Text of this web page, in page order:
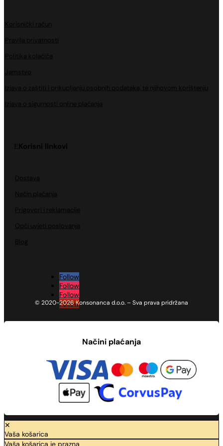
Korisnički račun
Pravila privatnosti
Politika kolačića
Jamstvo
Izjava o zaštiti i prikupljanju osobnih podataka, te njihovom korištenju
Izjava o sigurnosti online plaćanja
Korisni linkovi
Dostava
Način plaćanja
Prigovori i reklamacije
Opći uvjeti poslovanja
Blog
Follow
Follow
Follow
Follow
© 2020-2026 Konsonanca d.o.o. – Sva prava pridržana
Načini plaćanja
✕
Vaša košarica
Vaša košarica je prazna